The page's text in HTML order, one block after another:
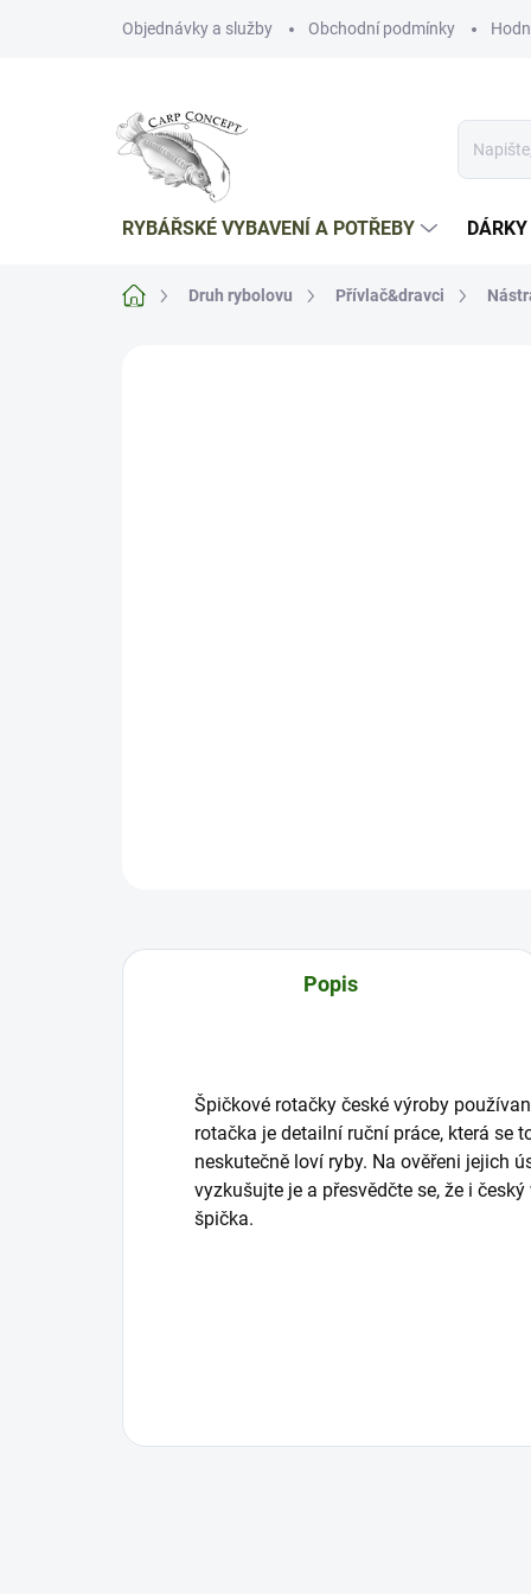
Objednávky a služby Obchodní podmínky
RYBÁŘSKÉ VYBAVENÍ A POTŘEBY
Domů Druh rybolovu Přívlač&dravci
Popis
Špičkové rotačky české výroby
rotačka je detailní ruční práce, která se
neskutečně loví ryby. Na ověřeni jejich
vyzkušujte je a přesvědčte se, že i
špička.